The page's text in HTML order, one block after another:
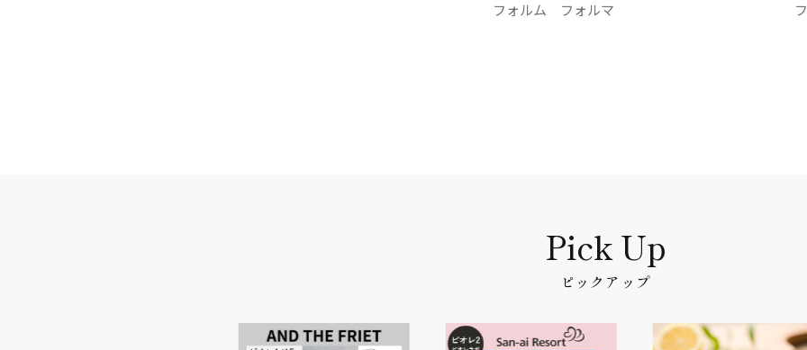
フォルム フォルマ
ピックアップ